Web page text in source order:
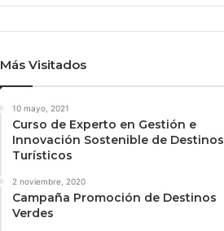
Más Visitados
10 mayo, 2021
Curso de Experto en Gestión e
Innovación Sostenible de Destinos
Turísticos
2 noviembre, 2020
Campaña Promoción de Destinos
Verdes